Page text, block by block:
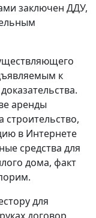
заключен ДДУ,
к
аренды
в Интернете
средства для
дома, факт
для